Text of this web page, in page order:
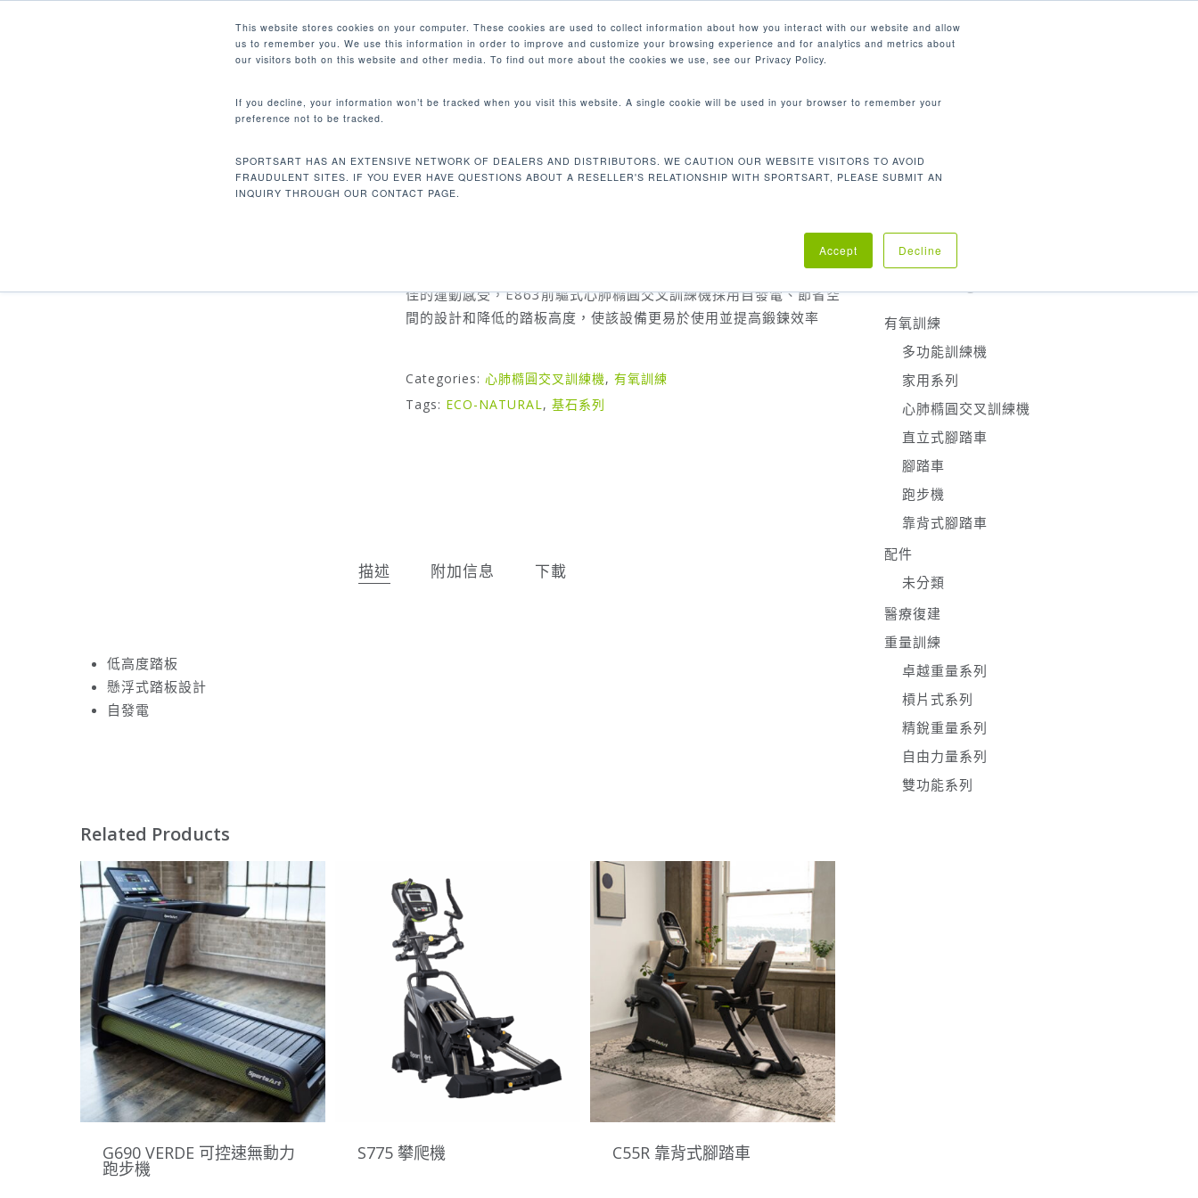
This website stores cookies on your computer. These cookies are used to collect information about how you interact with our website and allow
us to remember you. We use this information in order to improve and customize your browsing experience and for analytics and metrics about
our visitors both on this website and other media. To find out more about the cookies we use, see our Privacy Policy.
If you decline, your information won’t be tracked when you visit this website. A single cookie will be used in your browser to remember your
preference not to be tracked.
SPORTSART HAS AN EXTENSIVE NETWORK OF DEALERS AND DISTRIBUTORS. WE CAUTION OUR WEBSITE VISITORS TO AVOID
FRAUDULENT SITES. IF YOU EVER HAVE QUESTIONS ABOUT A RESELLER'S RELATIONSHIP WITH SPORTSART, PLEASE SUBMIT AN
INQUIRY THROUGH OUR CONTACT PAGE.
Accept Decline
LinkedIn
Hit enter to search or ESC to close
產品 市場
E863 前驅式心肺橢圓交叉訓練機
SportsArt ECO-NATURAL™ 基石系列產品完全展現了設計、品質及
堅固的特性，流線型角度與實用功能搭配節能鍛鍊，提供了使用者絕
佳的運動感受，E863前驅式心肺橢圓交叉訓練機採用自發電、節省空
間的設計和降低的踏板高度，使該設備更易於使用並提高鍛鍊效率
Categories: 心肺橢圓交叉訓練機, 有氧訓練
Tags: ECO-NATURAL, 基石系列
描述 附加信息 下載
低高度踏板
懸浮式踏板設計
自發電
Related Products
G690 VERDE 可控速無動力
跑步機
S775 攀爬機 C55R 靠背式腳踏車
有氧訓練
有氧訓練
多功能訓練機
家用系列
心肺橢圓交叉訓練機
直立式腳踏車
腳踏車
跑步機
靠背式腳踏車
配件
未分類
醫療復建
重量訓練
卓越重量系列
槓片式系列
精銳重量系列
自由力量系列
雙功能系列